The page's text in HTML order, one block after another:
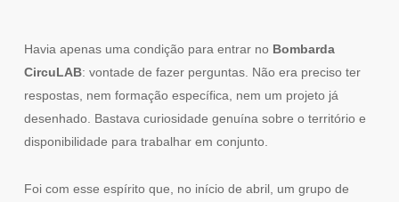
Havia apenas uma condição para entrar no Bombarda
CircuLAB: vontade de fazer perguntas. Não era preciso ter
respostas, nem formação específica, nem um projeto já
desenhado. Bastava curiosidade genuína sobre o território e
disponibilidade para trabalhar em conjunto.
Foi com esse espírito que, no início de abril, um grupo de